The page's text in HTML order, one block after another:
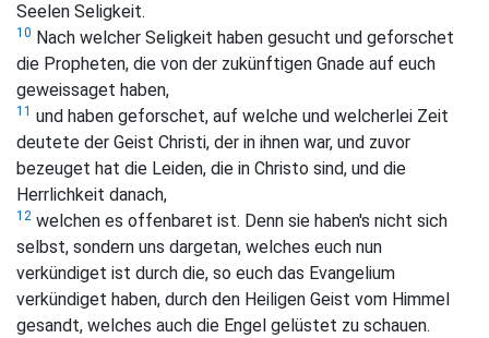
Seelen Seligkeit.
10 Nach welcher Seligkeit haben gesucht und geforschet
die Propheten, die von der zukünftigen Gnade auf euch
geweissaget haben,
11 und haben geforschet, auf welche und welcherlei Zeit
deutete der Geist Christi, der in ihnen war, und zuvor
bezeuget hat die Leiden, die in Christo sind, und die
Herrlichkeit danach,
12 welchen es offenbaret ist. Denn sie haben's nicht sich
selbst, sondern uns dargetan, welches euch nun
verkündiget ist durch die, so euch das Evangelium
verkündiget haben, durch den Heiligen Geist vom Himmel
gesandt, welches auch die Engel gelüstet zu schauen.